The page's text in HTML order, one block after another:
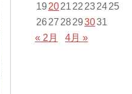
19 2021 22 232425
26 27 28293031
« 2月
4月 »